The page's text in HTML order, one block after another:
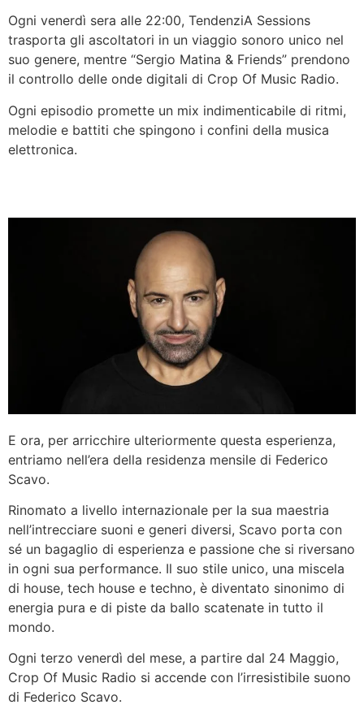
Ogni venerdì sera alle 22:00, TendenziA Sessions
trasporta gli ascoltatori in un viaggio sonoro unico nel
suo genere, mentre “Sergio Matina & Friends” prendono
il controllo delle onde digitali di Crop Of Music Radio.
Ogni episodio promette un mix indimenticabile di ritmi,
melodie e battiti che spingono i confini della musica
elettronica.
E ora, per arricchire ulteriormente questa esperienza,
entriamo nell’era della residenza mensile di Federico
Scavo.
Rinomato a livello internazionale per la sua maestria
nell’intrecciare suoni e generi diversi, Scavo porta con
sé un bagaglio di esperienza e passione che si riversano
in ogni sua performance. Il suo stile unico, una miscela
di house, tech house e techno, è diventato sinonimo di
energia pura e di piste da ballo scatenate in tutto il
mondo.
Ogni terzo venerdì del mese, a partire dal 24 Maggio,
Crop Of Music Radio si accende con l’irresistibile suono
di Federico Scavo.